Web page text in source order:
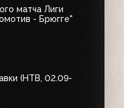
матча Лиги
- Брюгге"
(НТВ, 02.09-